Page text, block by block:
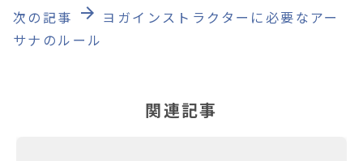
次の記事
arrow_forward
ヨガインストラクターに必要なアー
サナのルール
関連記事